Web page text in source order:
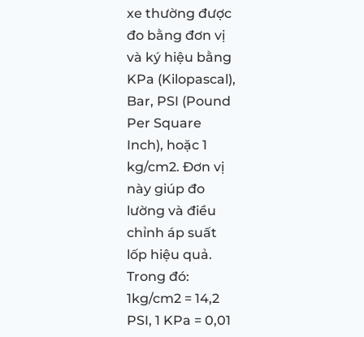
xe thường được
đo bằng đơn vị
và ký hiệu bằng
KPa (Kilopascal),
Bar, PSI (Pound
Per Square
Inch), hoặc 1
kg/cm2. Đơn vị
này giúp đo
lường và điều
chỉnh áp suất
lốp hiệu quả.
Trong đó:
1kg/cm2 = 14,2
PSI, 1 KPa = 0,01